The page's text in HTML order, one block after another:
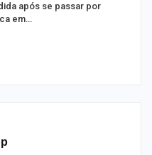
após se passar por
em…